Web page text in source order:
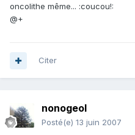
oncolithe même... :coucou!:
@+
Citer
nonogeol
Posté(e) 13 juin 2007